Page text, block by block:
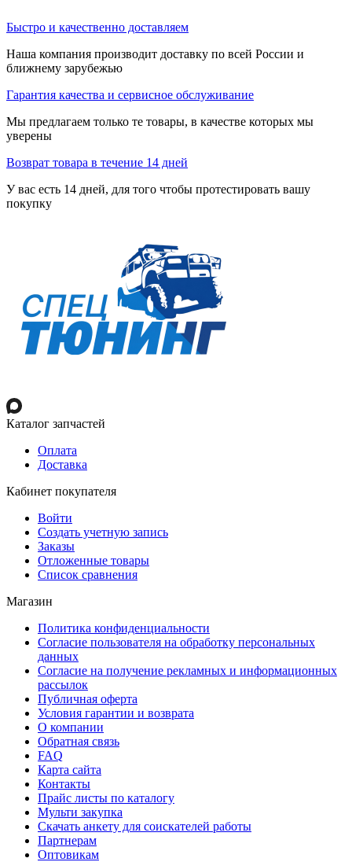
Быстро и качественно доставляем
Наша компания производит доставку по всей России и
ближнему зарубежью
Гарантия качества и сервисное обслуживание
Мы предлагаем только те товары, в качестве которых мы
уверены
Возврат товара в течение 14 дней
У вас есть 14 дней, для того чтобы протестировать вашу
покупку
Каталог запчастей
Оплата
Доставка
Кабинет покупателя
Войти
Создать учетную запись
Заказы
Отложенные товары
Список сравнения
Магазин
Политика конфиденциальности
Согласие пользователя на обработку персональных
данных
Согласие на получение рекламных и информационных
рассылок
Публичная оферта
Условия гарантии и возврата
О компании
Обратная связь
FAQ
Карта сайта
Контакты
Прайс листы по каталогу
Мульти закупка
Скачать анкету для соискателей работы
Партнерам
Оптовикам